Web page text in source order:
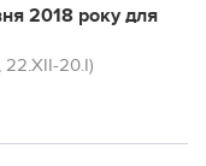
2018 року для
22.XII-20.I)